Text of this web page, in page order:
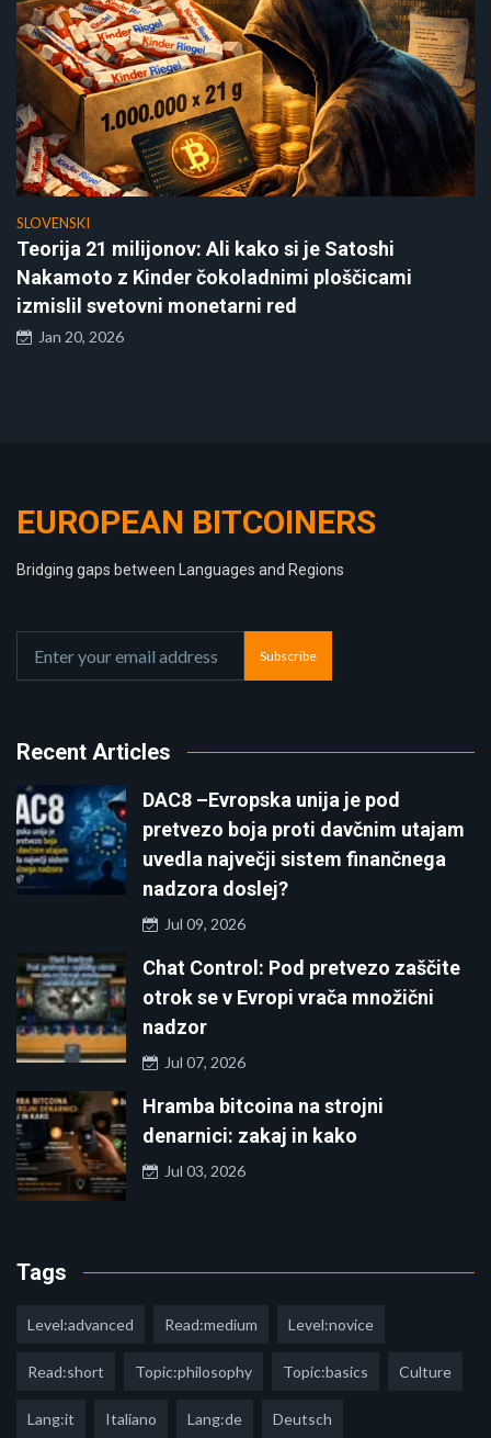
SLOVENSKI
Teorija 21 milijonov: Ali kako si je Satoshi
Nakamoto z Kinder čokoladnimi ploščicami
izmislil svetovni monetarni red
Jan 20, 2026
EUROPEAN BITCOINERS
Bridging gaps between Languages and Regions
Subscribe
Recent Articles
DAC8 –Evropska unija je pod
pretvezo boja proti davčnim utajam
uvedla največji sistem finančnega
nadzora doslej?
Jul 09, 2026
Chat Control: Pod pretvezo zaščite
otrok se v Evropi vrača množični
nadzor
Jul 07, 2026
Hramba bitcoina na strojni
denarnici: zakaj in kako
Jul 03, 2026
Tags
Level:advanced Read:medium Level:novice
Read:short Topic:philosophy Topic:basics Culture
Lang:it Italiano Lang:de Deutsch